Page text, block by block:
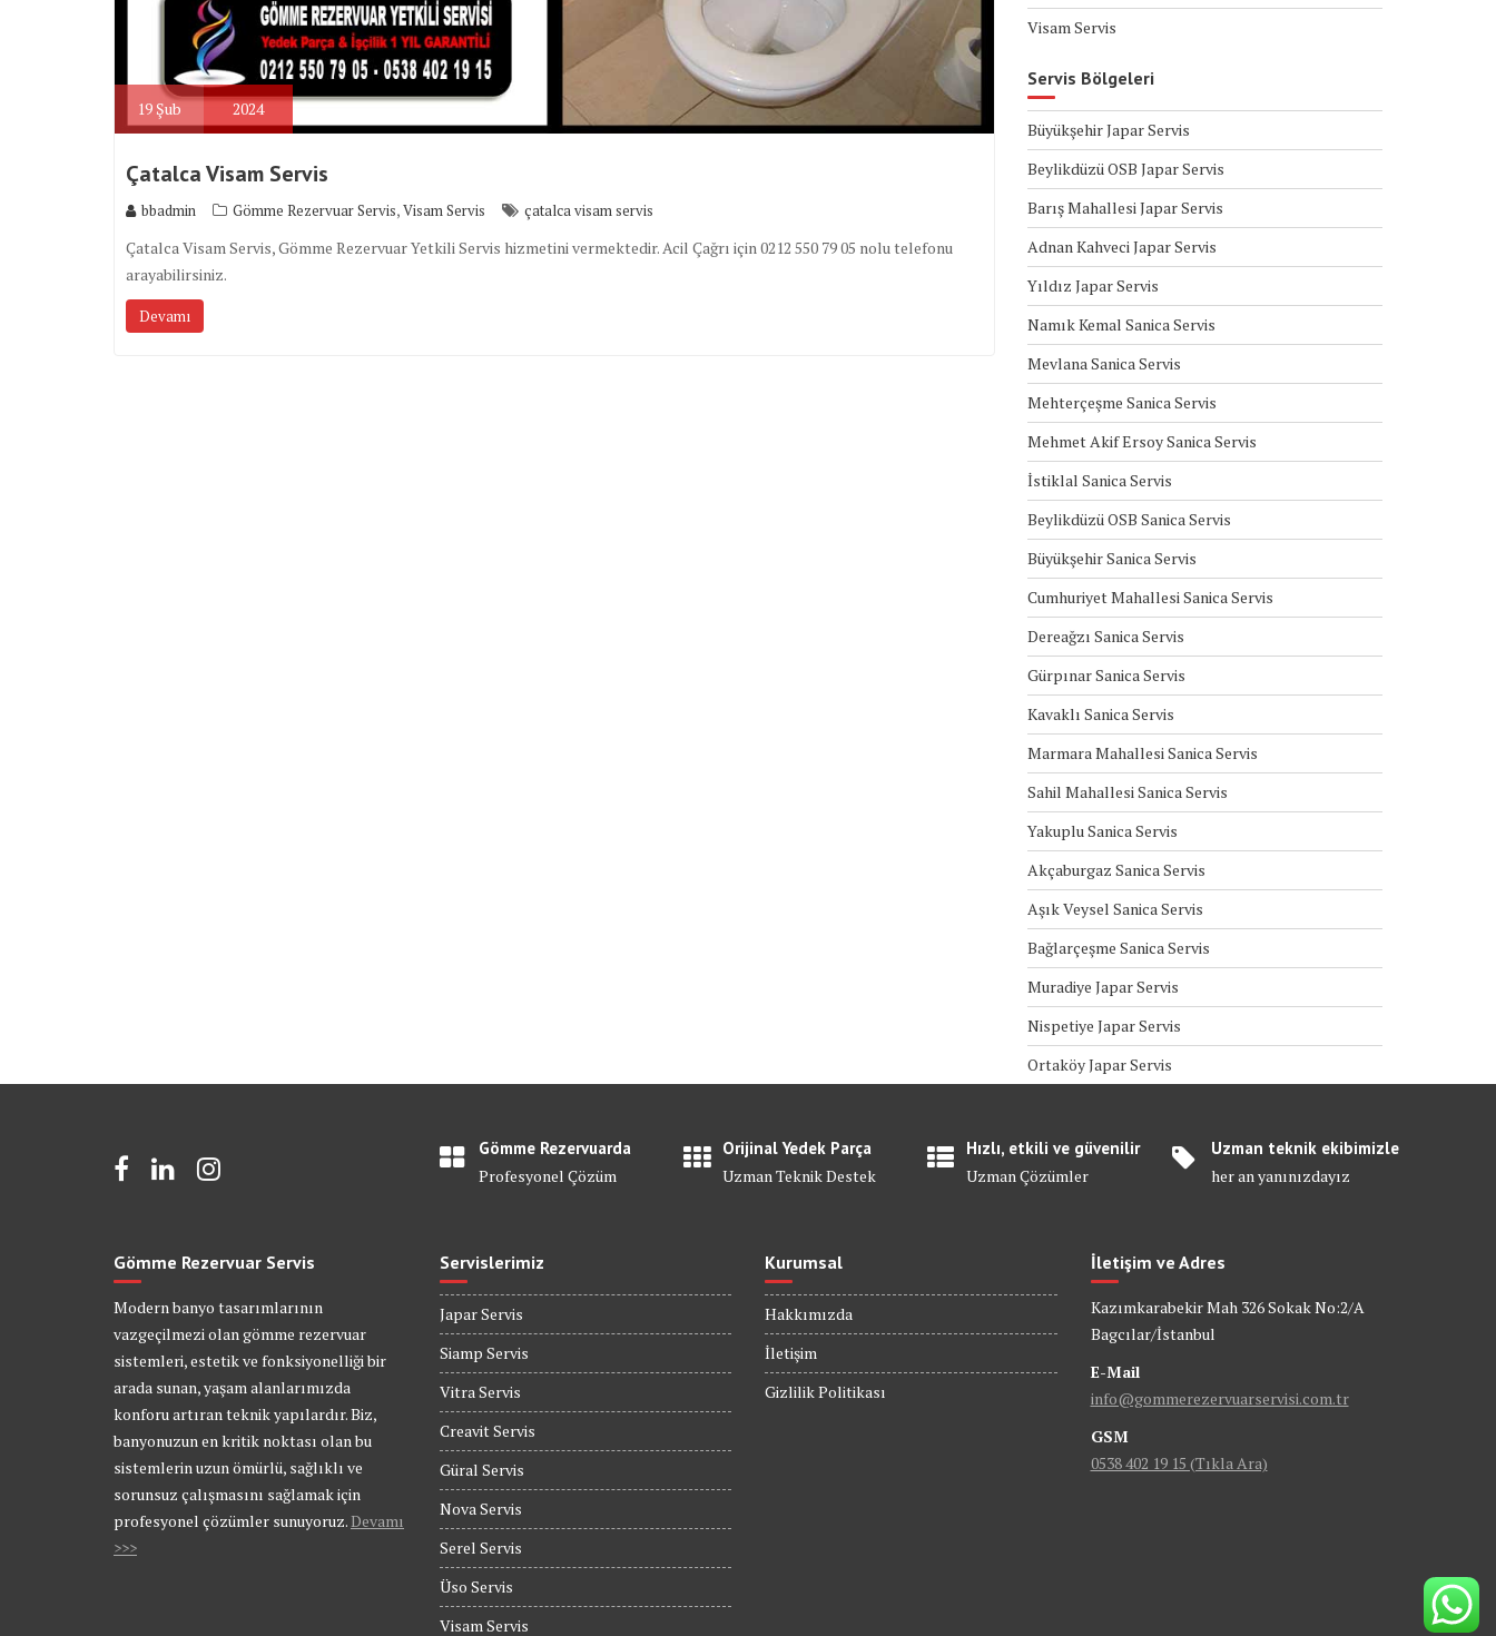
19 Şub 2024
Çatalca Visam Servis
bbadmin Gömme Rezervuar Servis,Visam Servis çatalca visam servis
Çatalca Visam Servis, Gömme Rezervuar Yetkili Servis hizmetini vermektedir. Acil Çağrı için 0212 550 79 05 nolu telefonu
arayabilirsiniz.
Devamı
Visam Servis
Servis Bölgeleri
Büyükşehir Japar Servis
Beylikdüzü OSB Japar Servis
Barış Mahallesi Japar Servis
Adnan Kahveci Japar Servis
Yıldız Japar Servis
Namık Kemal Sanica Servis
Mevlana Sanica Servis
Mehterçeşme Sanica Servis
Mehmet Akif Ersoy Sanica Servis
İstiklal Sanica Servis
Beylikdüzü OSB Sanica Servis
Büyükşehir Sanica Servis
Cumhuriyet Mahallesi Sanica Servis
Dereağzı Sanica Servis
Gürpınar Sanica Servis
Kavaklı Sanica Servis
Marmara Mahallesi Sanica Servis
Sahil Mahallesi Sanica Servis
Yakuplu Sanica Servis
Akçaburgaz Sanica Servis
Aşık Veysel Sanica Servis
Bağlarçeşme Sanica Servis
Muradiye Japar Servis
Nispetiye Japar Servis
Ortaköy Japar Servis
Gömme Rezervuarda
Profesyonel Çözüm
Orijinal Yedek Parça
Uzman Teknik Destek
Hızlı, etkili ve güvenilir
Uzman Çözümler
Uzman teknik ekibimizle
her an yanınızdayız
Gömme Rezervuar Servis
Modern banyo tasarımlarının
vazgeçilmezi olan gömme rezervuar
sistemleri, estetik ve fonksiyonelliği bir
arada sunan, yaşam alanlarımızda
konforu artıran teknik yapılardır. Biz,
banyonuzun en kritik noktası olan bu
sistemlerin uzun ömürlü, sağlıklı ve
sorunsuz çalışmasını sağlamak için
profesyonel çözümler sunuyoruz.Devamı
>>>
Servislerimiz
Japar Servis
Siamp Servis
Vitra Servis
Creavit Servis
Güral Servis
Nova Servis
Serel Servis
Üso Servis
Visam Servis
Kurumsal
Hakkımızda
İletişim
Gizlilik Politikası
İletişim ve Adres
Kazımkarabekir Mah 326 Sokak No:2/A
Bagcılar/İstanbul
E-Mail
info@gommerezervuarservisi.com.tr
GSM
0538 402 19 15 (Tıkla Ara)